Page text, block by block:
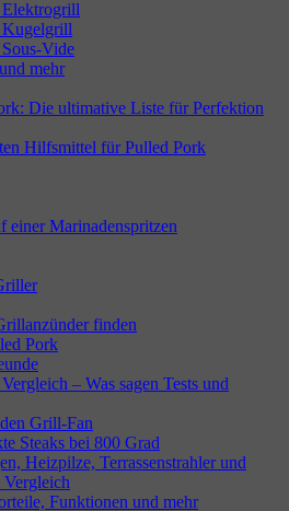
Vide
mehr
Die ultimative Liste für Perfektion
Hilfsmittel für Pulled Pork
einer Marinadenspritzen
finden
Pork
– Was sagen Tests und
Grill-Fan
Steaks bei 800 Grad
Heizpilze, Terrassenstrahler und
Funktionen und mehr